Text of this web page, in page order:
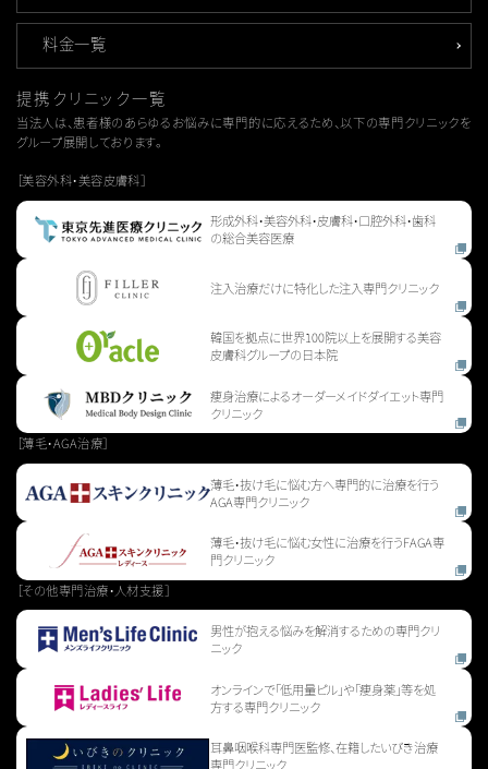
料金一覧
提携クリニック一覧
当法人は、患者様のあらゆるお悩みに専門的に応えるため、以下の専門クリニックを
グループ展開しております。
［美容外科・美容皮膚科］
形成外科・美容外科・皮膚科・口腔外科・歯科
の総合美容医療
注入治療だけに特化した注入専門クリニック
韓国を拠点に世界100院以上を展開する美容
皮膚科グループの日本院
痩身治療によるオーダーメイドダイエット専門
クリニック
［薄毛・AGA治療］
薄毛・抜け毛に悩む方へ専門的に治療を行う
AGA専門クリニック
薄毛・抜け毛に悩む女性に治療を行うFAGA専
門クリニック
［その他専門治療・人材支援］
男性が抱える悩みを解消するための専門クリ
ニック
オンラインで「低用量ピル」や「痩身薬」等を処
方する専門クリニック
耳鼻咽喉科専門医監修、在籍したいびき治療
専門クリニック